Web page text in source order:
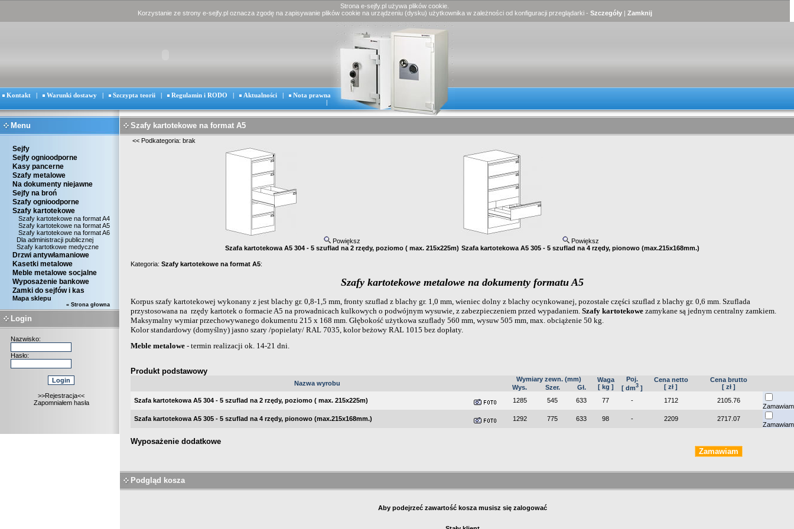
Strona e-sejfy.pl używa plików cookie.
Korzystanie ze strony e-sejfy.pl oznacza zgodę na zapisywanie plików cookie na urządzeniu (dysku) użytkownika w zależności od konfiguracji przeglądarki - Szczegóły| Zamknij
Kontakt | Warunki dostawy | Szczypta teorii | Regulamin i RODO | Aktualności |
Nota prawna
|
Menu
Sejfy
Sejfy ognioodporne
Kasy pancerne
Szafy metalowe
Na dokumenty niejawne
Sejfy na broń
Szafy ognioodporne
Szafy kartotekowe
Szafy kartotekowe na format A4
Szafy kartotekowe na format A5
Szafy kartotekowe na format A6
Dla administracji publicznej
Szafy kartotkowe medyczne
Drzwi antywłamaniowe
Kasetki metalowe
Meble metalowe socjalne
Wyposażenie bankowe
Zamki do sejfów i kas
Mapa sklepu
« Strona głowna
Login
Nazwisko:
Hasło:
>>Rejestracja<<
Zapomniałem hasła
Szafy kartotekowe na format A5
<< Podkategoria: brak
Powiększ
Szafa kartotekowa A5 304 - 5 szuflad na 2 rzędy, poziomo ( max. 215x225m)
Powiększ
Szafa kartotekowa A5 305 - 5 szuflad na 4 rzędy, pionowo (max.215x168mm.)
Kategoria: Szafy kartotekowe na format A5:
Szafy kartotekowe metalowe na dokumenty formatu A5
Korpus szafy kartotekowej wykonany z jest blachy gr. 0,8-1,5 mm, fronty szuflad z blachy gr. 1,0 mm, wieniec dolny z blachy ocynkowanej, pozostałe części szuflad z blachy gr. 0,6 mm. Szuflada
przystosowana na rzędy kartotek o formacie A5 na prowadnicach kulkowych o podwójnym wysuwie, z zabezpieczeniem przed wypadaniem. Szafy kartotekowe zamykane są jednym centralny zamkiem.
Maksymalny wymiar przechowywanego dokumentu 215 x 168 mm. Głębokość użytkowa szuflady 560 mm, wysuw 505 mm, max. obciążenie 50 kg.
Kolor standardowy (domyślny) jasno szary /popielaty/ RAL 7035, kolor beżowy RAL 1015 bez dopłaty.
Meble metalowe - termin realizacji ok. 14-21 dni.
Produkt podstawowy
Nazwa wyrobu
Wymiary zewn. (mm)
Waga
[ kg ]
Poj.
[ dm3 ]
Cena netto
[ zł ]
Cena brutto
[ zł ]
Wys. Szer.
Gł.
Szafa kartotekowa A5 304 - 5 szuflad na 2 rzędy, poziomo ( max. 215x225m)
1285 545 633 77 - 1712
2105.76
Zamawiam
Szafa kartotekowa A5 305 - 5 szuflad na 4 rzędy, pionowo (max.215x168mm.)
1292 775 633 98 - 2209
2717.07
Zamawiam
Wyposażenie dodatkowe
Podgląd kosza
Aby podejrzeć zawartość kosza musisz się zalogować